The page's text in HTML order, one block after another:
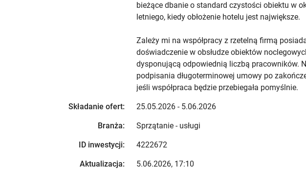
bieżące dbanie o standard czystości obiektu w
letniego, kiedy obłożenie hotelu jest największe.
Zależy mi na współpracy z rzetelną firmą
doświadczenie w obsłudze obiektów
dysponującą odpowiednią liczbą pracowników.
podpisania długoterminowej umowy po
jeśli współpraca będzie przebiegała pomyślnie.
Składanie ofert: 25.05.2026 - 5.06.2026
Branża: Sprzątanie - usługi
ID inwestycji: 4222672
Aktualizacja: 5.06.2026, 17:10